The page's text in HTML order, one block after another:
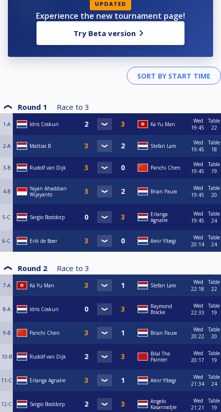
UPDATED
Experience the new tournament page!
Try Beta version
Round 1 Race to 3
1-A Idris Coskun Ka Yu Man
Wed
19:45
Table
22
2-A Mattias B Stefan Lam
Wed
19:45
Table
18
3-B Rudolf van Dijk Panchi Chen
Wed
19:45
Table
19
4-B
Yayan Ahaddian
Wijayanto
Brian Pauw
Wed
19:45
Table
20
5-C Sergio Bostdorp
Erlanga
Agnalre
Wed
19:45
Table
24
6-C Erik de Boer Amir Ylbegi
Wed
20:14
Table
24
Round 2 Race to 3
7-A Ka Yu Man Stefan Lam
Wed
22:18
Table
22
8-A Idris Coskun
Raymond
Bracke
Wed
22:33
Table
19
9-B Panchi Chen Brian Pauw
Wed
20:22
Table
20
10-B Rudolf van Dijk
Bilal The
Painter
Wed
20:17
Table
19
11-C Erlanga Agnalre Amir Ylbegi
Wed
21:34
Table
24
12-C Sergio Bostdorp
Angelo
Kasanradjie
Wed
21:21
Table
19